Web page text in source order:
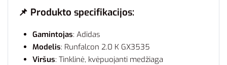
📌 Produkto specifikacijos:
Gamintojas: Adidas
Modelis: Runfalcon 2.0 K GX3535
Viršus: Tinklinė, kvėpuojanti medžiaga